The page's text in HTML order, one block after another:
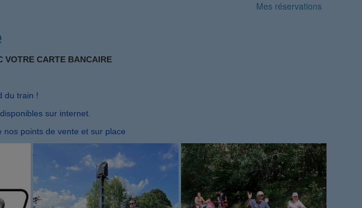
Mes réservations
VOTRE CARTE BANCAIRE
du train !
sur internet.
points de vente et sur place